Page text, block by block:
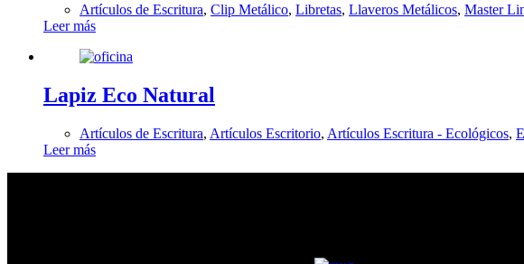
Artículos de Escritura, Clip Metálico, Libretas, Llaveros Metálicos, Master
Leer más
Lapiz Eco Natural
Artículos de Escritura, Artículos Escritorio, Artículos Escritura - Ecológicos,
Leer más